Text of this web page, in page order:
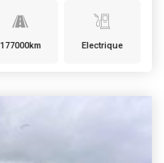
177000km Electrique